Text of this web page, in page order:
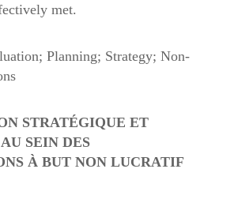
met.
Planning; Strategy; Non-
STRATÉGIQUE ET
SEIN DES
À BUT NON LUCRATIF